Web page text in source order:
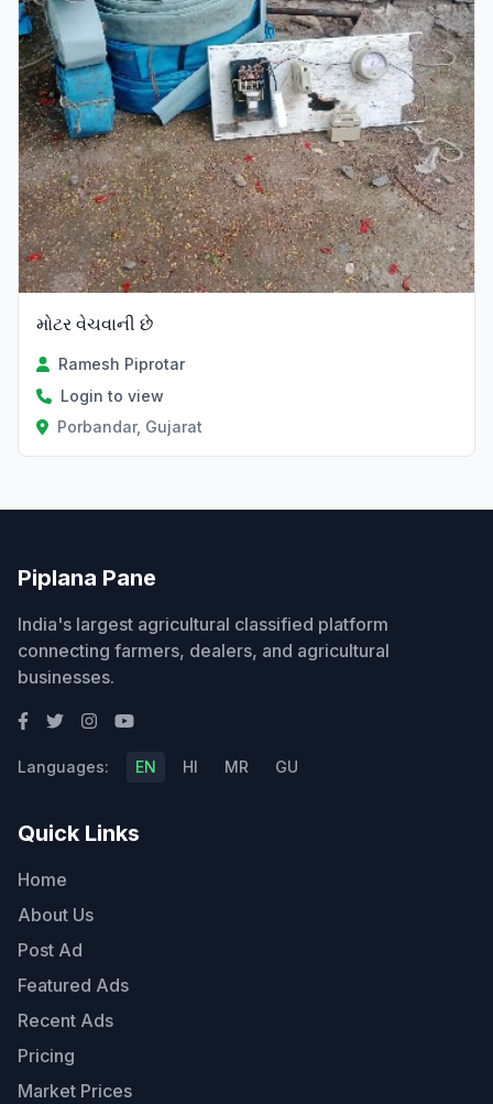
મોટર વેચવાની છે
Ramesh Piprotar
Login to view
Porbandar, Gujarat
Piplana Pane
India's largest agricultural classified platform
connecting farmers, dealers, and agricultural
businesses.
Languages: EN HI MR GU
Quick Links
Home
About Us
Post Ad
Featured Ads
Recent Ads
Pricing
Market Prices